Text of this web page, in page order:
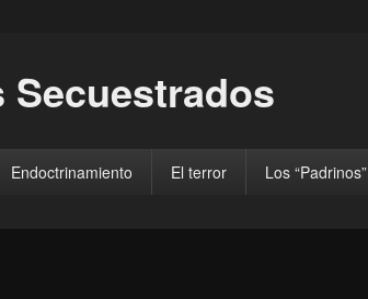
Secuestrados
Endoctrinamiento El terror Los “Padrinos”